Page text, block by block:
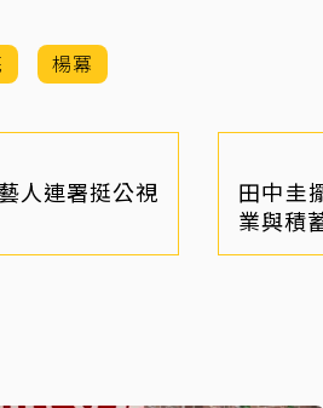
楊冪
人連署挺公視
田中圭
業與積